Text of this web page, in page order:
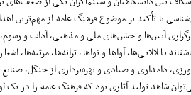
با تأکید بر موضوع فرهنگ عامه از
آیین‌ها و جشن‌های ملی و مذهبی، آداب و
یا لالایی‌ها، آواها و نواها، ترانه‌ها، مرثیه‌ها،
دامداری و صیادی و بهره‌برداری از جنگل،
شاهد تولید آثاری بود که فرهنگ عامه را در یک